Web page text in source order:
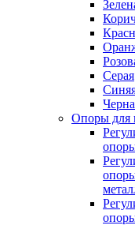
Серая
Опоры для